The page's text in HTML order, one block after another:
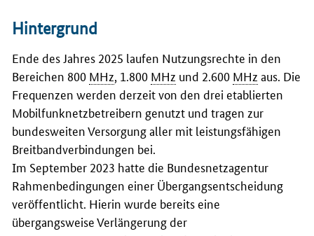
Hintergrund
Ende des Jahres 2025 laufen Nutzungsrechte in den
Bereichen 800 MHz , 1.800 MHz und 2.600 MHz aus. Die
Frequenzen werden derzeit von den drei etablierten
Mobilfunknetzbetreibern genutzt und tragen zur
bundesweiten Versorgung aller mit leistungsfähigen
Breitbandverbindungen bei.
Im September 2023 hatte die Bundesnetzagentur
Rahmenbedingungen einer Übergangsentscheidung
veröffentlicht. Hierin wurde bereits eine
übergangsweise Verlängerung der